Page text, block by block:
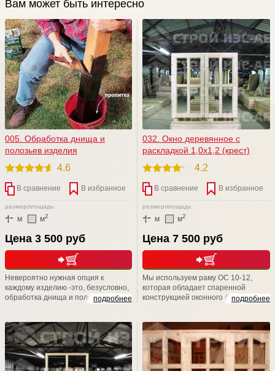
Вам может быть интересно
005. Обработка днища и
полозьев изделия
4.6
В сравнение В избранное
размер:
м
площадь:
м2
Цена 3 500 руб
подробнее
Невероятно нужная опция к
каждому изделию -это, безусловно,
обработка днища и полозьев
гниения и плесени) = надежная
защита вашего изделия от короеда
и гниения на долгие -долгие годы
032. Окно деревянное с
раскладкой 1,0х1,2 (крест)
4.2
В сравнение В избранное
размер:
м
площадь:
м2
Цена 7 500 руб
подробнее
Мы используем раму ОС 10-12,
которая обладает спаренной
конструкцией оконного блока, с
коробку изделия. Внутренняя и
наружная створки дополнительно
скреплены винтами. Отлично
подходит для различных дачных и
садовых домов, а также хозблоках.